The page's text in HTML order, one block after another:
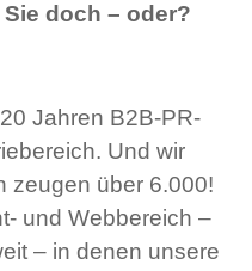
doch – oder?
Jahren B2B-PR-
Und wir
zeugen über 6.000!
und Webbereich –
– in denen unsere